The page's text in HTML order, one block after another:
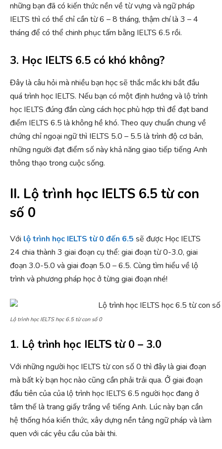
những bạn đã có kiến thức nền về từ vựng và ngữ pháp
IELTS thì có thể chỉ cần từ 6 – 8 tháng, thậm chí là 3 – 4
tháng để có thể chinh phục tấm bằng IELTS 6.5 rồi.
3. Học IELTS 6.5 có khó không?
Đây là câu hỏi mà nhiều bạn học sẽ thắc mắc khi bắt đầu
quá trình học IELTS. Nếu bạn có một định hướng và lộ trình
học IELTS đúng đắn cùng cách học phù hợp thì để đạt band
điểm IELTS 6.5 là không hề khó. Theo quy chuẩn chung về
chứng chỉ ngoại ngữ thì IELTS 5.0 – 5.5 là trình độ cơ bản,
những người đạt điểm số này khả năng giao tiếp tiếng Anh
thông thạo trong cuộc sống.
II. Lộ trình học IELTS 6.5 từ con
số 0
Với lộ trình học IELTS từ 0 đến 6.5 sẽ được Học IELTS
24 chia thành 3 giai đoạn cụ thể: giai đoạn từ 0-3.0, giai
đoạn 3.0-5.0 và giai đoạn 5.0 – 6.5. Cùng tìm hiểu về lộ
trình và phương pháp học ở từng giai đoạn nhé!
Lộ trình học IELTS học 6.5 từ con số 0
1. Lộ trình học IELTS từ 0 – 3.0
Với những người học IELTS từ con số 0 thì đây là giai đoạn
mà bất kỳ bạn học nào cũng cần phải trải qua. Ở giai đoạn
đầu tiên của của lộ trình học IELTS 6.5 người học đang ở
tâm thế là trang giấy trắng về tiếng Anh. Lúc này bạn cần
hệ thống hóa kiến thức, xây dựng nền tảng ngữ pháp và làm
quen với các yêu cầu của bài thi.